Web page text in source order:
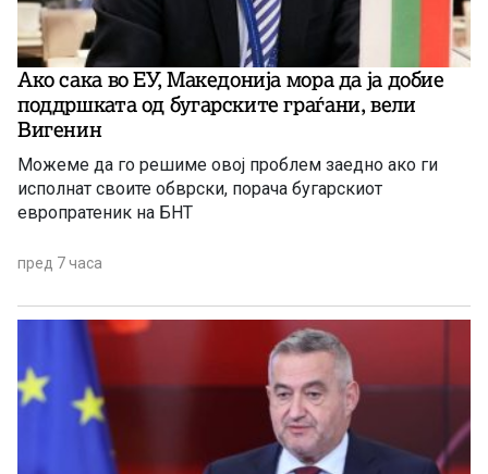
Ако сака во ЕУ, Македонија мора да ја добие
поддршката од бугарските граѓани, вели
Вигенин
Можеме да го решиме овој проблем заедно ако ги
исполнат своите обврски, порача бугарскиот
европратеник на БНТ
пред 7 часа